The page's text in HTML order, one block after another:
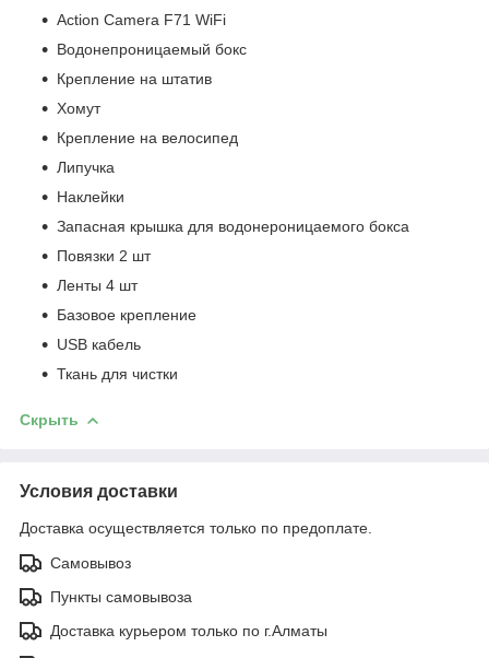
Action Camera F71 WiFi
Водонепроницаемый бокс
Крепление на штатив
Хомут
Крепление на велосипед
Липучка
Наклейки
Запасная крышка для водонероницаемого бокса
Повязки 2 шт
Ленты 4 шт
Базовое крепление
USB кабель
Ткань для чистки
Скрыть
Условия доставки
Доставка осуществляется только по предоплате.
Самовывоз
Пункты самовывоза
Доставка курьером только по г.Алматы